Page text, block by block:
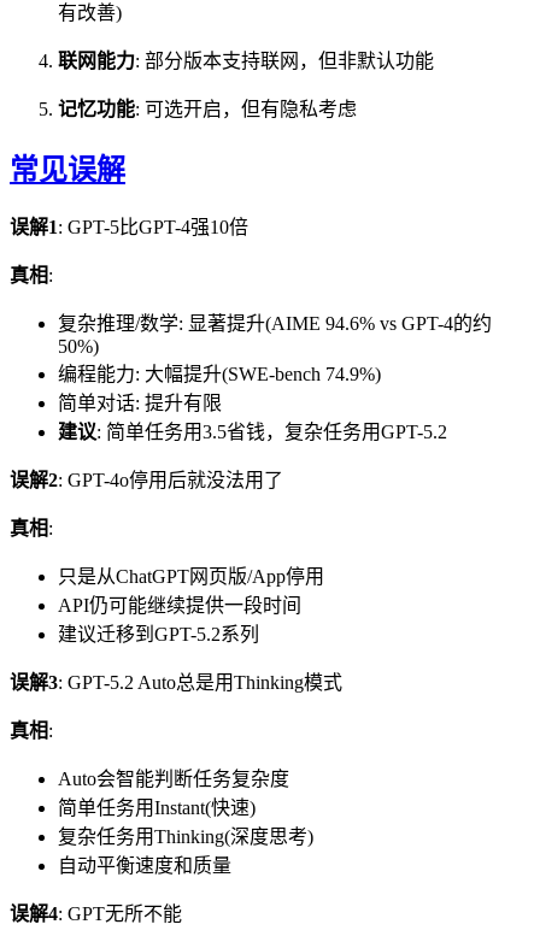
有改善)
联网能力: 部分版本支持联网，但非默认功能
记忆功能: 可选开启，但有隐私考虑
常见误解
误解1: GPT-5比GPT-4强10倍
真相:
复杂推理/数学: 显著提升(AIME 94.6% vs GPT-4的约
50%)
编程能力: 大幅提升(SWE-bench 74.9%)
简单对话: 提升有限
建议: 简单任务用3.5省钱，复杂任务用GPT-5.2
误解2: GPT-4o停用后就没法用了
真相:
只是从ChatGPT网页版/App停用
API仍可能继续提供一段时间
建议迁移到GPT-5.2系列
误解3: GPT-5.2 Auto总是用Thinking模式
真相:
Auto会智能判断任务复杂度
简单任务用Instant(快速)
复杂任务用Thinking(深度思考)
自动平衡速度和质量
误解4: GPT无所不能